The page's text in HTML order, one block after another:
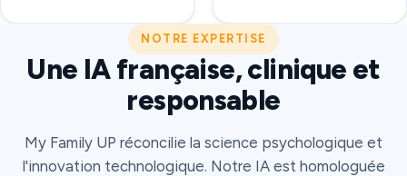
NOTRE EXPERTISE
Une IA française, clinique et
responsable
My Family UP réconcilie la science psychologique et
l'innovation technologique. Notre IA est homologuée